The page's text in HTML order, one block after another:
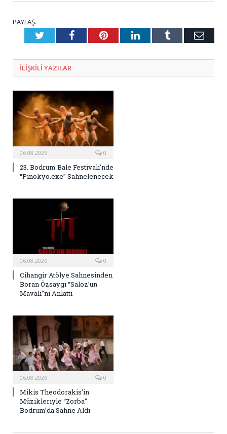
PAYLAŞ.
TwitterFacebookPinterestLinkedInTumblr E-
ILIŞKILI YAZILAR
06.08.2026 0
23. Bodrum Bale Festivali’nde
“Pinokyo.exe” Sahnelenecek
06.08.2026 0
Cihangir Atölye Sahnesinden
Boran Özsaygı “Saloz’un
Mavalı”nı Anlattı
06.08.2026 0
Mikis Theodorakis’in
Müzikleriyle “Zorba”
Bodrum’da Sahne Aldı